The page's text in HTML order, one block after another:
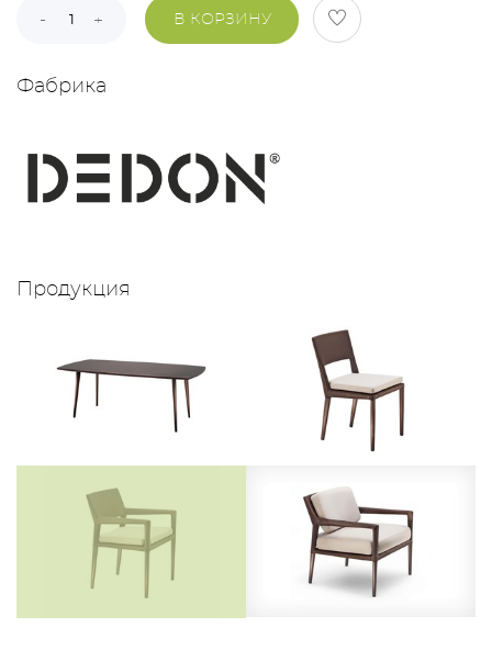
В КОРЗИНУ
Фабрика
Продукция